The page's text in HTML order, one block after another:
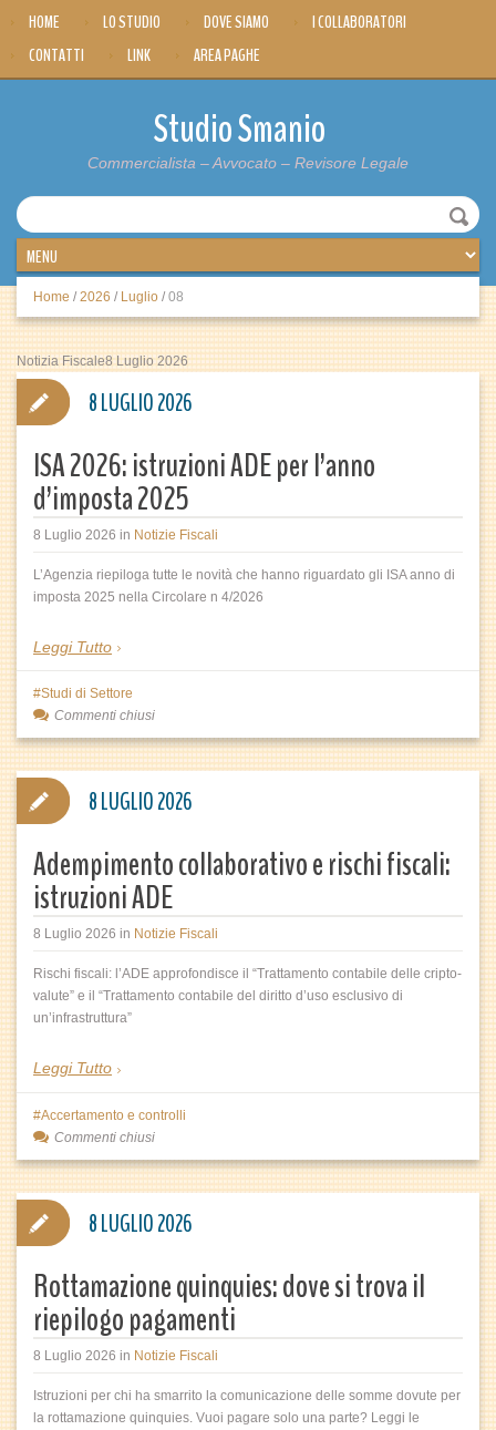
HOME LO STUDIO DOVE SIAMO
I COLLABORATORI
CONTATTI
LINK AREA PAGHE
Studio Smanio
Commercialista – Avvocato – Revisore Legale
Home / 2026 / Luglio / 08
Notizia Fiscale8 Luglio 2026
ISA 2026: istruzioni ADE per l’anno
d’imposta 2025
8 Luglio 2026 in Notizie Fiscali
L’Agenzia riepiloga tutte le novità che hanno riguardato gli ISA anno di
imposta 2025 nella Circolare n 4/2026
Leggi Tutto
8 LUGLIO 2026
Studi di Settore
Commenti chiusi
Adempimento collaborativo e rischi fiscali:
istruzioni ADE
8 Luglio 2026 in Notizie Fiscali
Rischi fiscali: l’ADE approfondisce il “Trattamento contabile delle cripto-
valute” e il “Trattamento contabile del diritto d’uso esclusivo di
un’infrastruttura”
Leggi Tutto
8 LUGLIO 2026
Accertamento e controlli
Commenti chiusi
Rottamazione quinquies: dove si trova il
riepilogo pagamenti
8 Luglio 2026 in Notizie Fiscali
Istruzioni per chi ha smarrito la comunicazione delle somme dovute per
la rottamazione quinquies. Vuoi pagare solo una parte? Leggi le
8 LUGLIO 2026